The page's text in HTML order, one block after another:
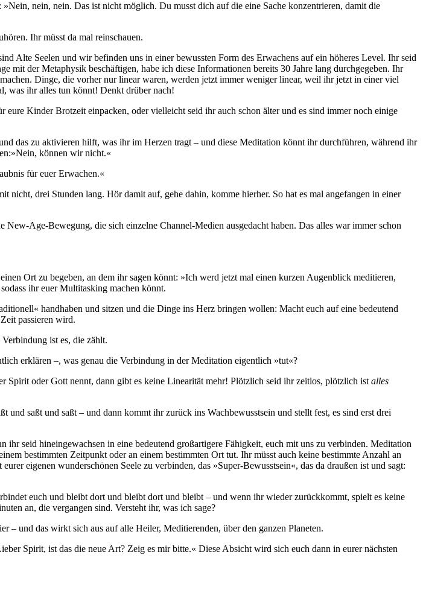
nein, nein. Das ist nicht möglich. Du musst dich auf die eine Sache konzentrieren, damit die
Ihr müsst da mal reinschauen.
Alte Seelen und wir befinden uns in einer bewussten Form des Erwachens auf ein höheres Level. Ihr seid
mit der Metaphysik beschäftigen, habe ich diese Informationen bereits 30 Jahre lang durchgegeben. Ihr
Dinge, die vorher nur linear waren, werden jetzt immer weniger linear, weil ihr jetzt in einer viel
was ihr alles tun könnt! Denkt drüber nach!
Kinder Brotzeit einpacken, oder vielleicht seid ihr auch schon älter und es sind immer noch einige
das zu aktivieren hilft, was ihr im Herzen tragt – und diese Meditation könnt ihr durchführen, während ihr
können wir nicht.«
für euer Erwachen.«
drei Stunden lang. Hör damit auf, gehe dahin, komme hierher. So hat es mal angefangen in einer
Age-Bewegung, die sich einzelne Channel-Medien ausgedacht haben. Das alles war immer schon
Ort zu begeben, an dem ihr sagen könnt: »Ich werd jetzt mal einen kurzen Augenblick meditieren,
ihr euer Multitasking machen könnt.
handhaben und sitzen und die Dinge ins Herz bringen wollen: Macht euch auf eine bedeutend
passieren wird.
ist es, die zählt.
erklären –, was genau die Verbindung in der Meditation eigentlich »tut«?
Spirit oder Gott nennt, dann gibt es keine Linearität mehr! Plötzlich seid ihr zeitlos, plötzlich ist alles
saßt und saßt – und dann kommt ihr zurück ins Wachbewusstsein und stellt fest, es sind erst drei
seid hineingewachsen in eine bedeutend großartigere Fähigkeit, euch mit uns zu verbinden. Meditation
bestimmten Zeitpunkt oder an einem bestimmten Ort tut. Ihr müsst auch keine bestimmte Anzahl an
eigenen wunderschönen Seele zu verbinden, das »Super-Bewusstsein«, das da draußen ist und sagt:
euch und bleibt dort und bleibt dort und bleibt – und wenn ihr wieder zurückkommt, spielt es keine
an, die vergangen sind. Versteht ihr, was ich sage?
– und das wirkt sich aus auf alle Heiler, Meditierenden, über den ganzen Planeten.
Spirit, ist das die neue Art? Zeig es mir bitte.« Diese Absicht wird sich euch dann in eurer nächsten